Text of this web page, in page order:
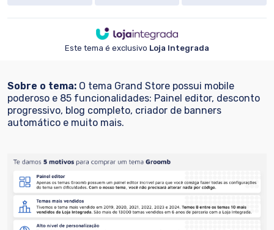
Sobre o tema: O tema Grand Store possui mobile
poderoso e 85 funcionalidades: Painel editor, desconto
progressivo, blog completo, criador de banners
automático e muito mais.
Este tema é exclusivo Loja Integrada